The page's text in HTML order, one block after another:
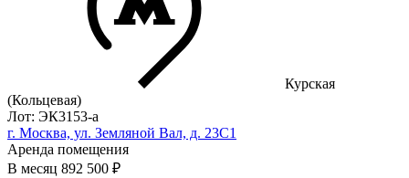
Курская
(Кольцевая)
Лот: ЭК3153-a
г. Москва, ул. Земляной Вал, д. 23С1
Аренда помещения
В месяц 892 500 ₽